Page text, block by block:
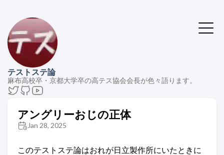
テストステ論
麻布高校卒・京都大学卒の高テス協会会長が色々語ります。
アングリーおじの正体
Jan 28, 2025
このテストステ論はおれが日立製作所にいたときに